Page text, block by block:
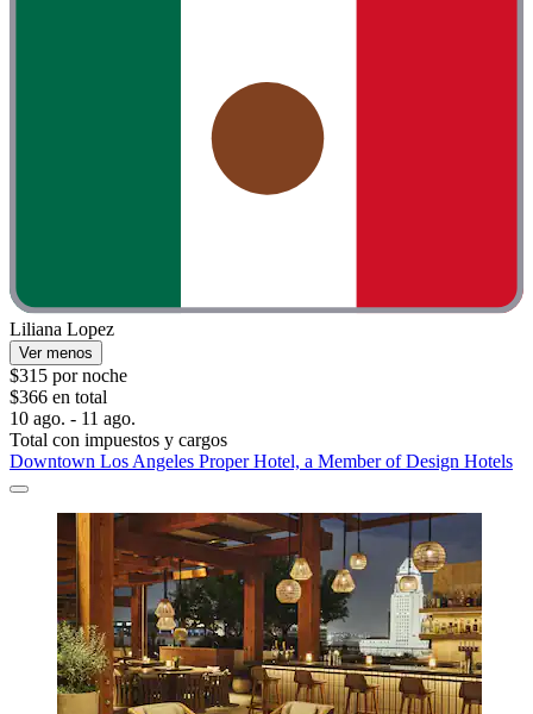
Liliana Lopez
Ver menos
$315 por noche
$366 en total
10 ago. - 11 ago.
Total con impuestos y cargos
Downtown Los Angeles Proper Hotel, a Member of Design Hotels